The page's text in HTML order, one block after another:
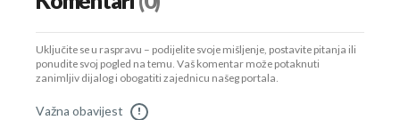
Uključite se u raspravu – podijelite svoje mišljenje, postavite pitanja ili
ponudite svoj pogled na temu. Vaš komentar može potaknuti
zanimljiv dijalog i obogatiti zajednicu našeg portala.
Važna obavijest !